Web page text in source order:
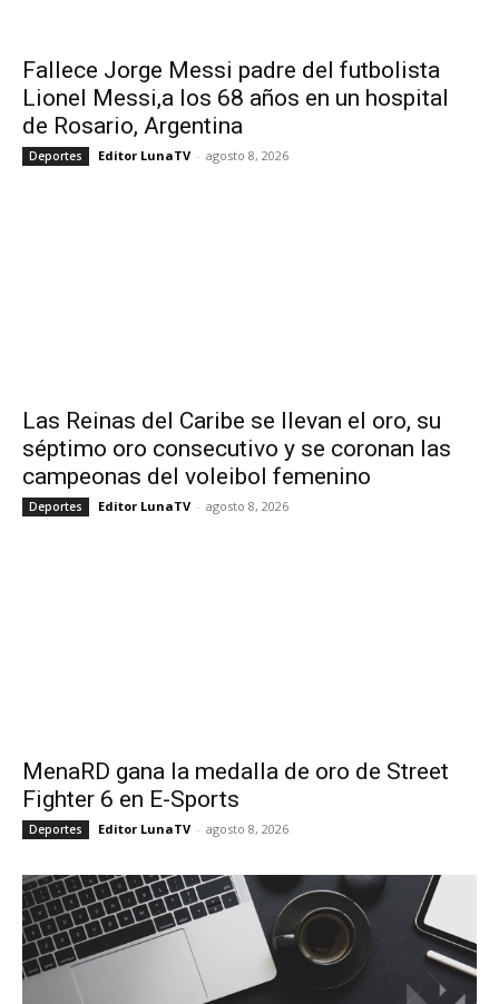
Fallece Jorge Messi padre del futbolista
Lionel Messi,a los 68 años en un hospital
de Rosario, Argentina
Deportes Editor LunaTV - agosto 8, 2026
Las Reinas del Caribe se llevan el oro, su
séptimo oro consecutivo y se coronan las
campeonas del voleibol femenino
Deportes Editor LunaTV - agosto 8, 2026
MenaRD gana la medalla de oro de Street
Fighter 6 en E-Sports
Deportes Editor LunaTV - agosto 8, 2026